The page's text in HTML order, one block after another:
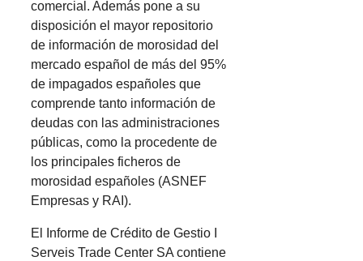
comercial. Además pone a su
disposición el mayor repositorio
de información de morosidad del
mercado español de más del 95%
de impagados españoles que
comprende tanto información de
deudas con las administraciones
públicas, como la procedente de
los principales ficheros de
morosidad españoles (ASNEF
Empresas y RAI).
El Informe de Crédito de Gestio I
Serveis Trade Center SA contiene